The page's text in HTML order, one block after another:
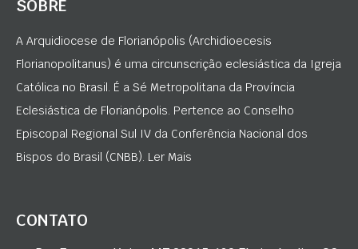
SOBRE
A Arquidiocese de Florianópolis (Archidioecesis
Florianopolitanus) é uma circunscrição eclesiástica da Igreja
Católica no Brasil. É a Sé Metropolitana da Província
Eclesiástica de Florianópolis. Pertence ao Conselho
Episcopal Regional Sul IV da Conferência Nacional dos
Bispos do Brasil (CNBB). Ler Mais
CONTATO